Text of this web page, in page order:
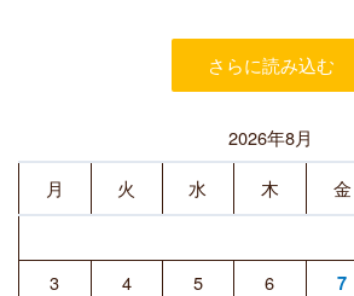
さらに読み込む
2026年8月
月
火 水 木 金
3
4 5 6 7